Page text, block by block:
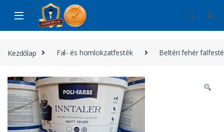
Skip to navigation
Skip to content
Kezdőlap Fal- és homlokzatfesték Beltéri fehér